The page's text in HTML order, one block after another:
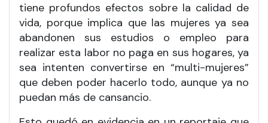
tiene profundos efectos sobre la calidad de
vida, porque implica que las mujeres ya sea
abandonen sus estudios o empleo para
realizar esta labor no paga en sus hogares, ya
sea intenten convertirse en “multi-mujeres”
que deben poder hacerlo todo, aunque ya no
puedan más de cansancio.